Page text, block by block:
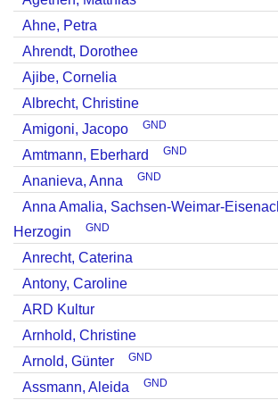
Ahne, Petra
Ahrendt, Dorothee
Ajibe, Cornelia
Albrecht, Christine
Amigoni, Jacopo
GND
Amtmann, Eberhard GND
Ananieva, Anna GND
Anna Amalia, Sachsen-Weimar-
Herzogin
GND
Anrecht, Caterina
Antony, Caroline
ARD Kultur
Arnhold, Christine
Arnold, Günter
GND
Assmann, Aleida GND